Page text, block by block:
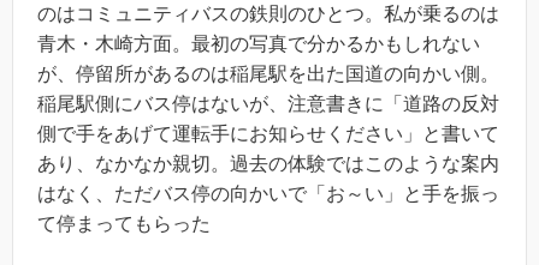
のはコミュニティバスの鉄則のひとつ。私が乗るのは
青木・木崎方面。最初の写真で分かるかもしれない
が、停留所があるのは稲尾駅を出た国道の向かい側。
稲尾駅側にバス停はないが、注意書きに「道路の反対
側で手をあげて運転手にお知らせください」と書いて
あり、なかなか親切。過去の体験ではこのような案内
はなく、ただバス停の向かいで「お～い」と手を振っ
て停まってもらった